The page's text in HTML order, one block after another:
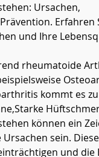
Ursachen,
Erfahren
und Ihre
kommt es
können ein
sein.
und die